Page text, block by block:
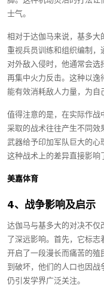
士气。
相对于达伽马来说，基多
重视兵员训练和组织编制
对外敌入侵时，他通常会
再集中火力反击。这种以
能有效消耗敌人力量，为自
值得注意的是，在实际作
采取的战术往往产生不同
武器给予印加军队巨大的心
这种战术上的差异直接影响
美嘉体育
4、战争影响及启示
达伽马与基多大的对决不
了深远影响。首先，它标
开启了一段漫长而痛苦的
到破坏，他们的人口也因
仍引发学界广泛关注。